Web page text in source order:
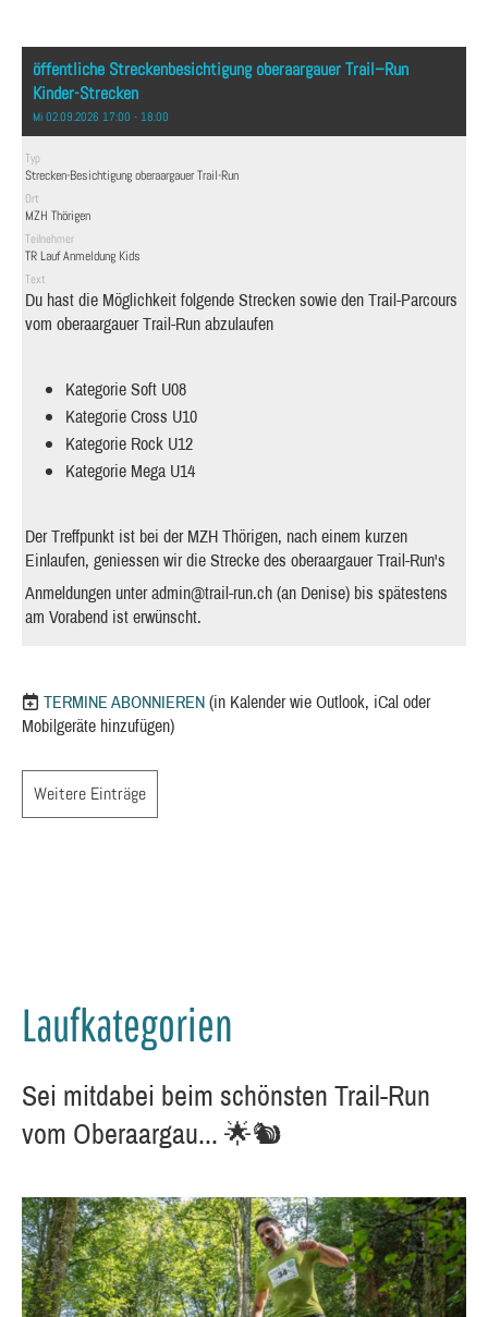
öffentliche Streckenbesichtigung oberaargauer Trail–Run
Kinder-Strecken
Mi 02.09.2026 17:00 - 18:00
Typ
Strecken-Besichtigung oberaargauer Trail-Run
Ort
MZH Thörigen
Teilnehmer
TR Lauf Anmeldung Kids
Text
Du hast die Möglichkeit folgende Strecken sowie den Trail-Parcours
vom oberaargauer Trail-Run abzulaufen
Kategorie Soft U08
Kategorie Cross U10
Kategorie Rock U12
Kategorie Mega U14
Der Treffpunkt ist bei der MZH Thörigen, nach einem kurzen
Einlaufen, geniessen wir die Strecke des oberaargauer Trail-Run's
Anmeldungen unteradmin@trail-run.ch(an Denise) bis spätestens
am Vorabend ist erwünscht.
TERMINE ABONNIEREN(in Kalender wie Outlook, iCal oder
Mobilgeräte hinzufügen)
Weitere Einträge
Laufkategorien
Sei mitdabei beim schönsten Trail-Run
vom Oberaargau... 🌟🐿